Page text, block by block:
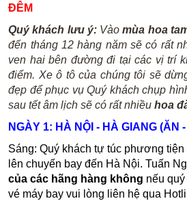
ĐÊM
Quý khách lưu ý: Vàomùa hoa
đến tháng 12 hàng năm sẽ có rất
ven hai bên đường đi tại các vị trí
điểm. Xe ô tô của chúng tôi sẽ
đẹp để phục vụ Quý khách chụp
sau tết âm lịch sẽ có rất nhiềuhoa
NGÀY 1: HÀ NỘI - HÀ GIANG (ĂN
Sáng: Quý khách tự túc phương tiện
lên chuyến bay đến Hà Nội. Tuấn
của các hãng hàng không nếu
vé máy bay vui lòng liên hệ qua